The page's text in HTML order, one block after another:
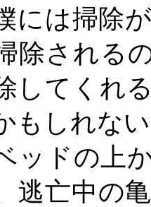
には掃除
除される
してくれ
もしれな
ッドの上
逃亡中の